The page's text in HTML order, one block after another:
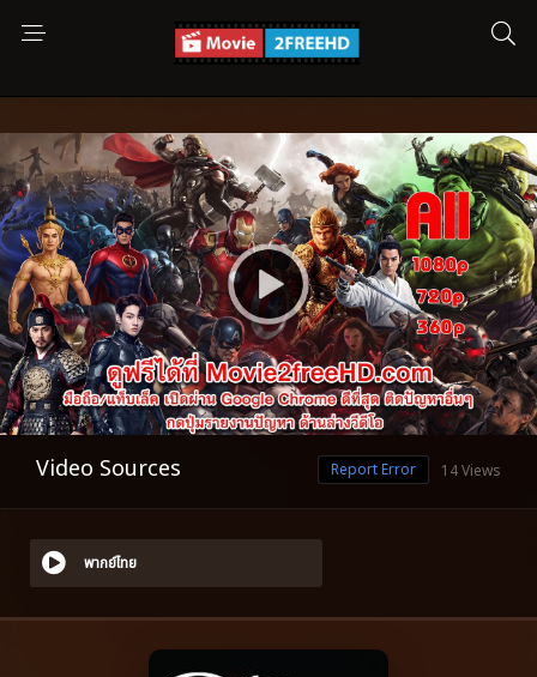
Video Sources 14 Views
Report Error
พากย์ไทย